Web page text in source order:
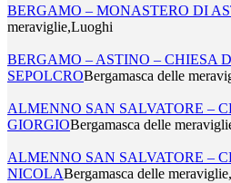
BERGAMO – MONASTERO DI
meraviglie,Luoghi
BERGAMO – ASTINO – CHIESA
SEPOLCROBergamasca delle
ALMENNO SAN SALVATORE –
GIORGIOBergamasca delle
ALMENNO SAN SALVATORE –
NICOLABergamasca delle